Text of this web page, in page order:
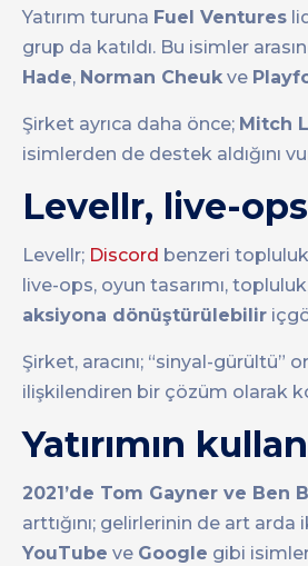
Yatırım turuna Fuel Ventures
grup da katıldı. Bu isimler
Hade, Norman Cheuk ve
Şirket ayrıca daha önce; Mitch
isimlerden de destek aldığını
Levellr, live-
Levellr; Discord benzeri
live-ops, oyun tasarımı,
aksiyona dönüştürülebilir
Şirket, aracını; “sinyal-gürültü”
ilişkilendiren bir çözüm olarak
Yatırımın
2021’de Tom Gayner ve
arttığını; gelirlerinin de art arda
YouTube ve Google gibi